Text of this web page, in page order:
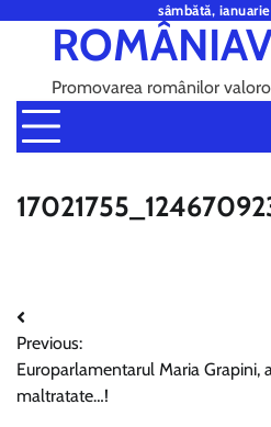
content
sâmbătă,
Promovarea românilor
Navigare
în
articole
Previous:
Europarlamentarul Maria Grapini,
maltratate…!